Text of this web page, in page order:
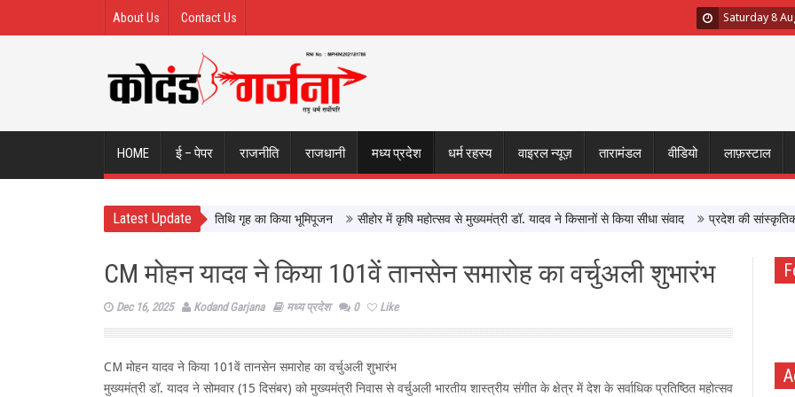
About Us Contact Us Saturday 8
HOME ई – पेपर राजनीति राजधानी मध्य प्रदेश धर्म रहस्य वाइरल न्यूज़ तारामंडल वीडियो लाफ़स्टाल
Latest Update
CM डॉ. यादव ने उज्जैन में न्यायाधीश अतिथि गृह का किया भूमिपूजन सीहोर में कृषि महोत्सव से मुख्यमंत्री डॉ. यादव ने किसानों से किया सीधा संवाद प्रदेश की सांस्कृतिक
CM मोहन यादव ने किया 101वें तानसेन समारोह का वर्चुअली शुभारंभ
Dec 16, 2025 Kodand Garjana मध्य प्रदेश 0 Like
CM मोहन यादव ने किया 101वें तानसेन समारोह का वर्चुअली शुभारंभ
मुख्यमंत्री डॉ. यादव ने सोमवार (15 दिसंबर) को मुख्यमंत्री निवास से वर्चुअली भारतीय शास्त्रीय संगीत के क्षेत्र में देश के सर्वाधिक प्रतिष्ठित महोत्सव